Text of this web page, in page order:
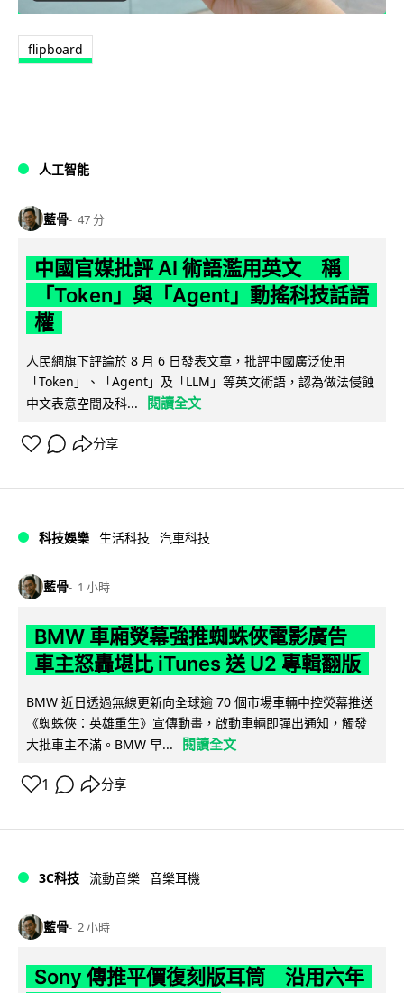
flipboard
人工智能
藍骨 47 分
中國官媒批評 AI 術語濫用英文 稱
「Token」與「Agent」動搖科技話語
權
人民網旗下評論於 8 月 6 日發表文章，批評中國廣泛使用
「Token」、「Agent」及「LLM」等英文術語，認為做法侵蝕
中文表意空間及科...
閱讀全文
分享
科技娛樂 生活科技 汽車科技
藍骨 1 小時
BMW 車廂熒幕強推蜘蛛俠電影廣告
車主怒轟堪比 iTunes 送 U2 專輯翻版
BMW 近日透過無線更新向全球逾 70 個市場車輛中控熒幕推送
《蜘蛛俠：英雄重生》宣傳動畫，啟動車輛即彈出通知，觸發
大批車主不滿。BMW 早...
閱讀全文
1 分享
3C科技 流動音樂 音樂耳機
藍骨 2 小時
Sony 傳推平價復刻版耳筒 沿用六年